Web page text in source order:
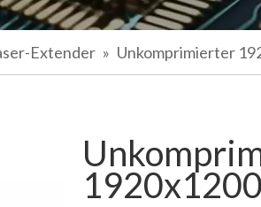
Extender » Unkomprimierter